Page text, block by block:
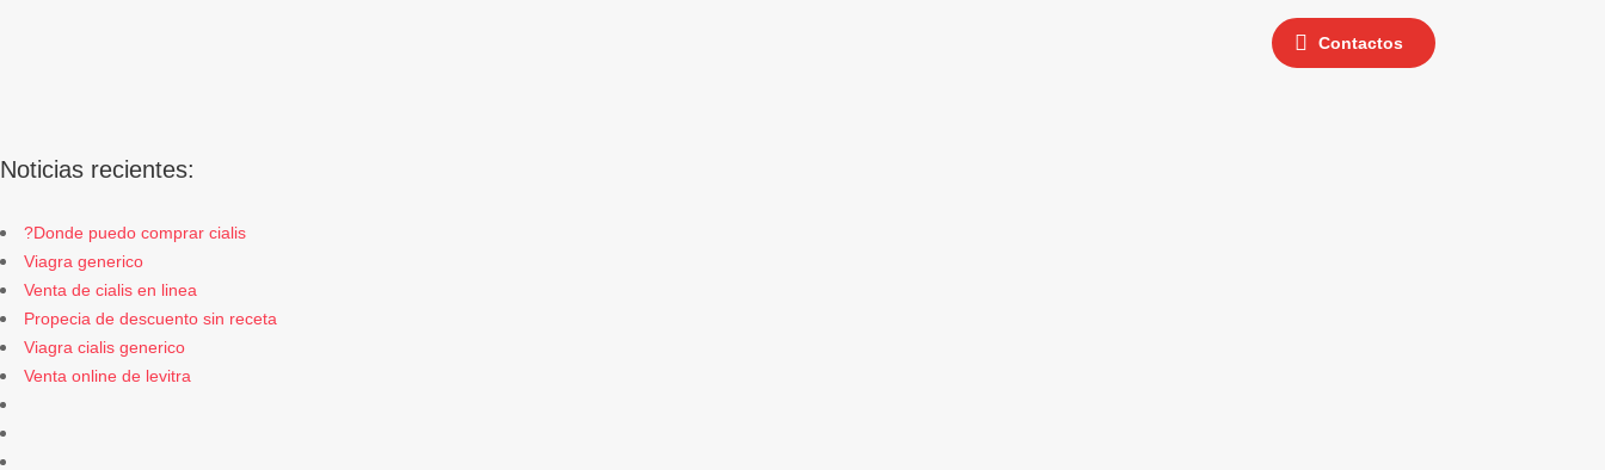
Contactos
Noticias recientes:
?Donde puedo comprar cialis
Viagra generico
Venta de cialis en linea
Propecia de descuento sin receta
Viagra cialis generico
Venta online de levitra